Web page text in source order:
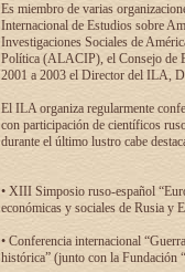
Es miembro de varias
Internacional de Estudios sobre
Investigaciones Sociales de
Política (ALACIP), el Consejo de
2001 a 2003 el Director del ILA,
El ILA organiza regularmente
con participación de científicos
durante el último lustro cabe
• XIII Simposio ruso-español
económicas y sociales de Rusia y
• Conferencia internacional
histórica” (junto con la Fundación